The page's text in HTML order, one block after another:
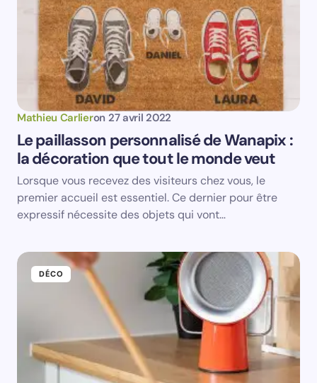
Save my name and email in this browser for the
next time I comment.
Submit Comment
Mathieu Carlieron 27 avril 2022
Le paillasson personnalisé de Wanapix :
la décoration que tout le monde veut
Lorsque vous recevez des visiteurs chez vous, le
premier accueil est essentiel. Ce dernier pour être
expressif nécessite des objets qui vont…
DÉCO